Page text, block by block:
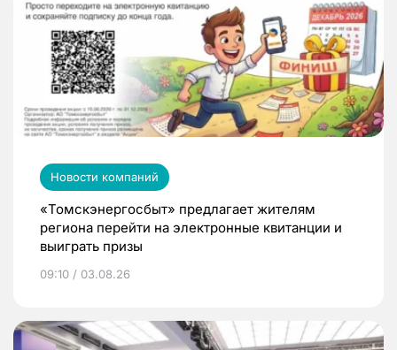
Новости компаний
«Томскэнергосбыт» предлагает жителям
региона перейти на электронные квитанции и
выиграть призы
09:10 / 03.08.26